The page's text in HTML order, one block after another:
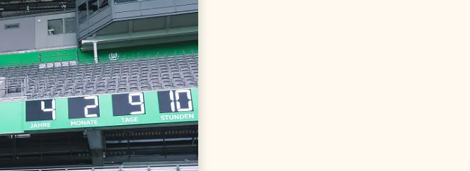
Voorkomen van klimaatschade
Autobrandstof besparen
Verlichtingscan
Wegwijzers energie besparen
Hergebruiken of recyclen van bijproducten
voor het MKB
Energie besparen op uw PC